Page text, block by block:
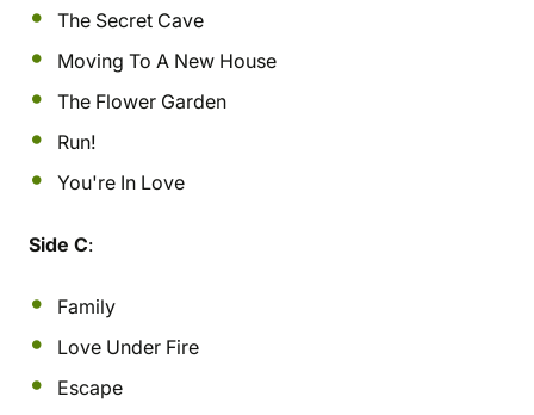
The Secret Cave
Moving To A New House
The Flower Garden
Run!
You're In Love
Side C:
Family
Love Under Fire
Escape